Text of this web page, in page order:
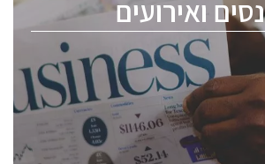
ואירועים
ChipEx2026 will be held on May
conference is intended for
semiconductor industry,
professional experts, and senior
לחץ לפרטים